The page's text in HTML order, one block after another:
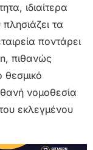
ιδιαίτερα
τα
ποντάρει
πιθανώς
νομοθεσία
εκλεγμένου